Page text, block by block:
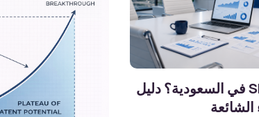
كيف تختار شركة SEO في السعودية؟ دليل